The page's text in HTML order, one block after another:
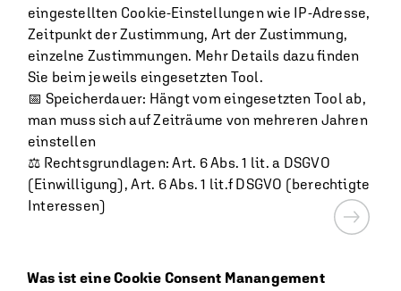
eingestellten Cookie-Einstellungen wie IP-Adresse,
Zeitpunkt der Zustimmung, Art der Zustimmung,
einzelne Zustimmungen. Mehr Details dazu finden
Sie beim jeweils eingesetzten Tool.
📅 Speicherdauer: Hängt vom eingesetzten Tool ab,
man muss sich auf Zeiträume von mehreren Jahren
einstellen
⚖️ Rechtsgrundlagen: Art. 6 Abs. 1 lit. a DSGVO
(Einwilligung), Art. 6 Abs. 1 lit.f DSGVO (berechtigte
Interessen)
Was ist eine Cookie Consent Manangement